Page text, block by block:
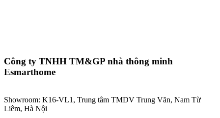
Công ty TNHH TM&GP nhà thông minh
Esmarthome
Showroom: K16-VL1, Trung tâm TMDV Trung Văn, Nam Từ
Liêm, Hà Nội